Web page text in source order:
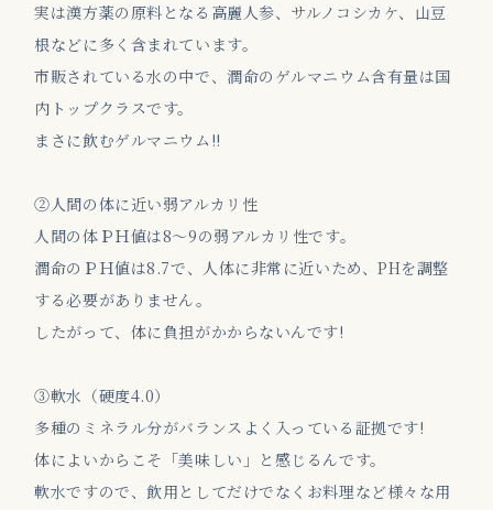
実は漢方薬の原料となる高麗人参、サルノコシカケ、山豆
根などに多く含まれています。
市販されている水の中で、潤命のゲルマニウム含有量は国
内トップクラスです。
まさに飲むゲルマニウム!!
②人間の体に近い弱アルカリ性
人間の体ＰＨ値は8～9の弱アルカリ性です。
潤命のＰＨ値は8.7で、人体に非常に近いため、PHを調整
する必要がありません。
したがって、体に負担がかからないんです!
③軟水（硬度4.0）
多種のミネラル分がバランスよく入っている証拠です!
体によいからこそ「美味しい」と感じるんです。
軟水ですので、飲用としてだけでなくお料理など様々な用